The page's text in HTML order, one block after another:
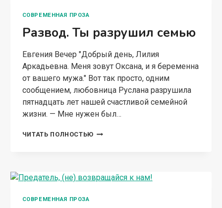
СОВРЕМЕННАЯ ПРОЗА
Развод. Ты разрушил семью
Евгения Вечер "Добрый день, Лилия
Аркадьевна. Меня зовут Оксана, и я беременна
от вашего мужа." Вот так просто, одним
сообщением, любовница Руслана разрушила
пятнадцать лет нашей счастливой семейной
жизни. — Мне нужен был…
ЧИТАТЬ ПОЛНОСТЬЮ РАЗВОД.
СОВРЕМЕННАЯ ПРОЗА